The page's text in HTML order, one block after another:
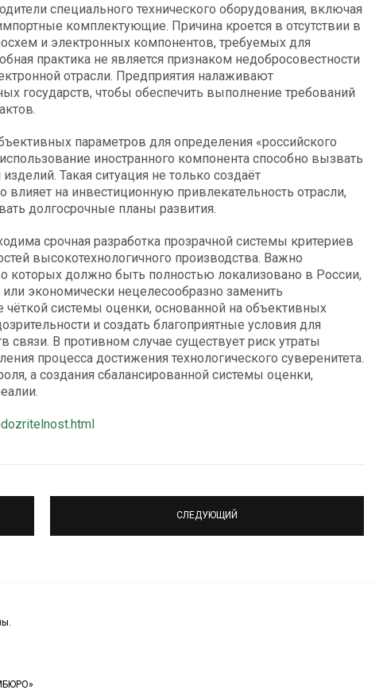
специального технического оборудования, включая
комплектующие. Причина кроется в отсутствии в
и электронных компонентов, требуемых для
практика не является признаком недобросовестности
отрасли. Предприятия налаживают
государств, чтобы обеспечить выполнение требований
параметров для определения «российского
иностранного компонента способно вызвать
Такая ситуация не только создаёт
влияет на инвестиционную привлекательность отрасли,
долгосрочные планы развития.
срочная разработка прозрачной системы критериев
высокотехнологичного производства. Важно
которых должно быть полностью локализовано в России,
экономически нецелесообразно заменить
системы оценки, основанной на объективных
и создать благоприятные условия для
связи. В противном случае существует риск утраты
процесса достижения технологического суверенитета.
а создания сбалансированной системы оценки,
СЛЕДУЮЩИЙ